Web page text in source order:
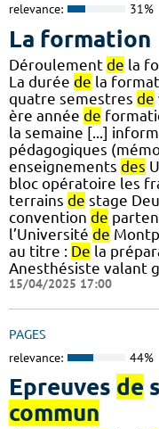
relevance: 31%
La formation
Déroulement de la
La durée de la
quatre semestres de
ère année de
la semaine [...]
pédagogiques
enseignements des
bloc opératoire les
terrains de stage
convention de
l’Université de
au titre : De la
Anesthésiste valant
15/04/2025 17:00
PAGES
relevance: 44%
Epreuves de
commun